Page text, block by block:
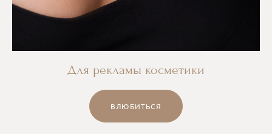
Для рекламы косметики
ВЛЮБИТЬСЯ